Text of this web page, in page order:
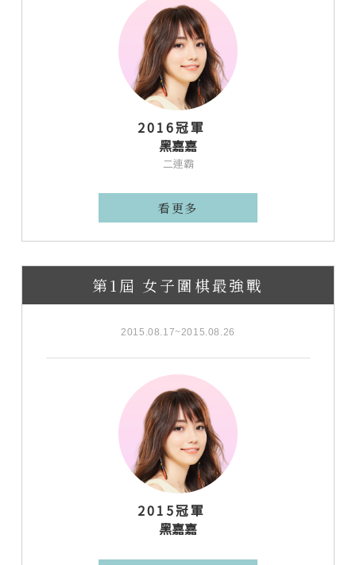
2016冠軍
黑嘉嘉
二連霸
看更多
第1屆 女子圍棋最強戰
2015.08.17~2015.08.26
2015冠軍
黑嘉嘉